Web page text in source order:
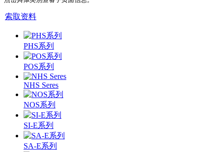
索取资料
PHS系列
POS系列
NHS Seres
NOS系列
SI-E系列
SA-E系列